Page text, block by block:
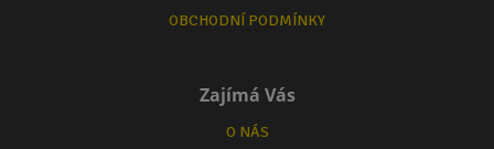
OBCHODNÍ PODMÍNKY
Zajímá Vás
O NÁS